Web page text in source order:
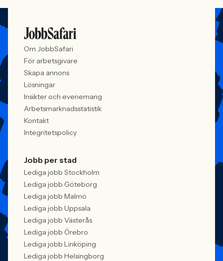
Om JobbSafari
För arbetsgivare
Skapa annons
Lösningar
Insikter och evenemang
Arbetsmarknadsstatistik
Kontakt
Integritetspolicy
Jobb per stad
Lediga jobb Stockholm
Lediga jobb Göteborg
Lediga jobb Malmö
Lediga jobb Uppsala
Lediga jobb Västerås
Lediga jobb Örebro
Lediga jobb Linköping
Lediga jobb Helsingborg